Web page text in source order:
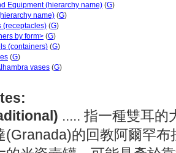
Equipment (hierarchy name) (G)
name) (G)
(receptacles) (G)
by form> (G)
(containers) (G)
(G)
vases (G)
..... 指一種雙耳的
(Granada)的回教阿爾罕